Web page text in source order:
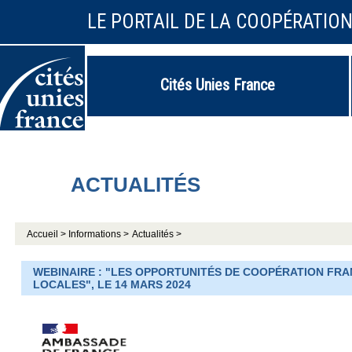
LE PORTAIL DE LA
Cités Unies France
ACTUALITÉS
Accueil > Informations > Actualités >
WEBINAIRE : "LES OPPORTUNITÉS DE COOPÉRATION
LOCALES", LE 14 MARS 2024